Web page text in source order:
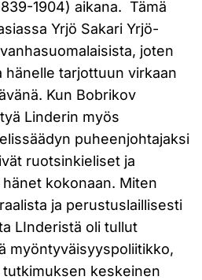
1904) aikana. Tämä
Yrjö Sakari Yrjö-
joten
hänelle tarjottuun virkaan
Kun Bobrikov
Linderin myös
puheenjohtajaksi
ruotsinkieliset ja
kokonaan. Miten
ja perustuslaillisesti
LInderistä oli tullut
myöntyväisyyspoliitikko,
tutkimuksen keskeinen